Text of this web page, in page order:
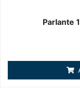
Parlante